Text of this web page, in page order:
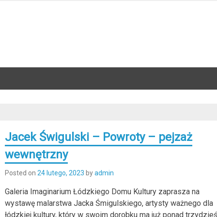
Jacek Świgulski – Powroty – pejzaż
wewnętrzny
Posted on24 lutego, 2023 byadmin
Galeria Imaginarium Łódzkiego Domu Kultury zaprasza na
wystawę malarstwa Jacka Śmigulskiego, artysty ważnego dla
łódzkiej kultury, który w swoim dorobku ma już ponad